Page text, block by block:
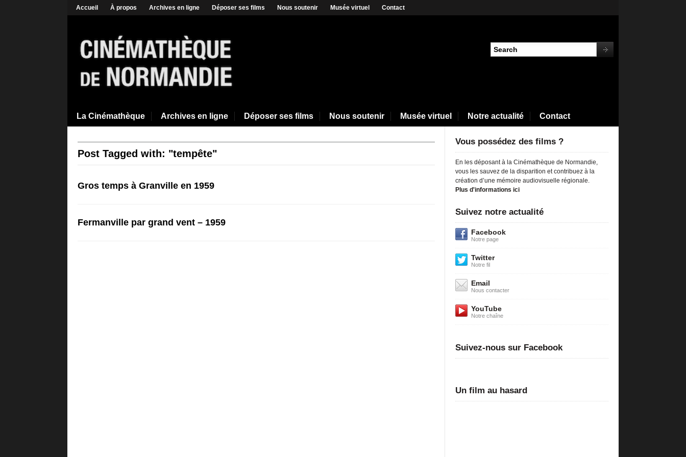
Accueil À propos Archives en ligne Déposer ses films Nous soutenir Musée virtuel Contact
La Cinémathèque Archives en ligne Déposer ses films Nous soutenir Musée virtuel Notre actualité Contact
Post Tagged with: "tempête"
Gros temps à Granville en 1959
Fermanville par grand vent – 1959
Vous possédez des films ?
En les déposant à la Cinémathèque de Normandie,
vous les sauvez de la disparition et contribuez à la
création d’une mémoire audiovisuelle régionale.
Plus d'informations ici
Suivez notre actualité
Facebook
Notre page
Twitter
Notre fil
Email
Nous contacter
YouTube
Notre chaîne
Suivez-nous sur Facebook
Un film au hasard